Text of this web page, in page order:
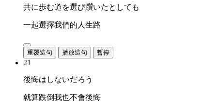
共に歩む道を選び躓いたとしても
一起選擇我們的人生路
重覆這句 播放這句 暫停
21
後悔はしないだろう
就算跌倒我也不會後悔